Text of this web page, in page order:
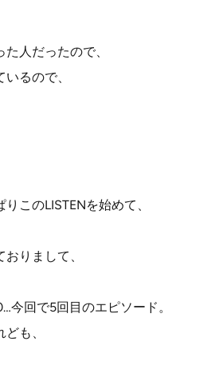
人だったので、
るので、
このLISTENを始めて、
りまして、
今回で5回目のエピソード。
も、